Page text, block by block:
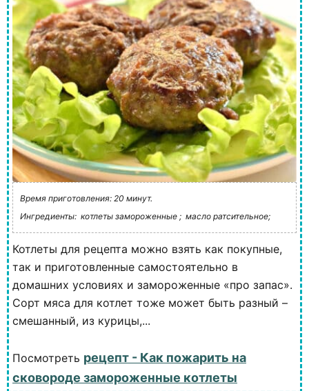
Время приготовления: 20 минут.
Ингредиенты: котлеты замороженные ; масло ратсительное;
Котлеты для рецепта можно взять как покупные,
так и приготовленные самостоятельно в
домашних условиях и замороженные «про запас».
Сорт мяса для котлет тоже может быть разный –
смешанный, из курицы,...
Посмотреть рецепт - Как пожарить на
сковороде замороженные котлеты